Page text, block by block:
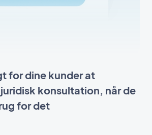
for dine kunder at
konsultation, når de
for det